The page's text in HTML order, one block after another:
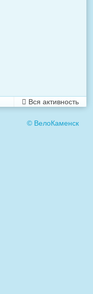
Вся активность
© ВелоКаменск